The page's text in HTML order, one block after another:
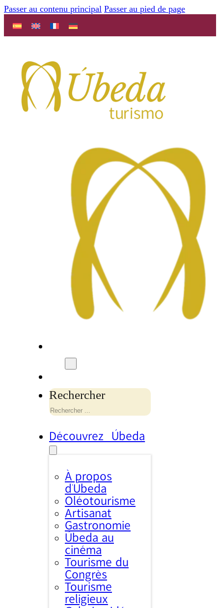
Passer au contenu principal Passer au pied de page
Rechercher
Découvrez Úbeda
À propos
d’Úbeda
Oléotourisme
Artisanat
Gastronomie
Úbeda au
cinéma
Tourisme du
Congrès
Tourisme
religieux